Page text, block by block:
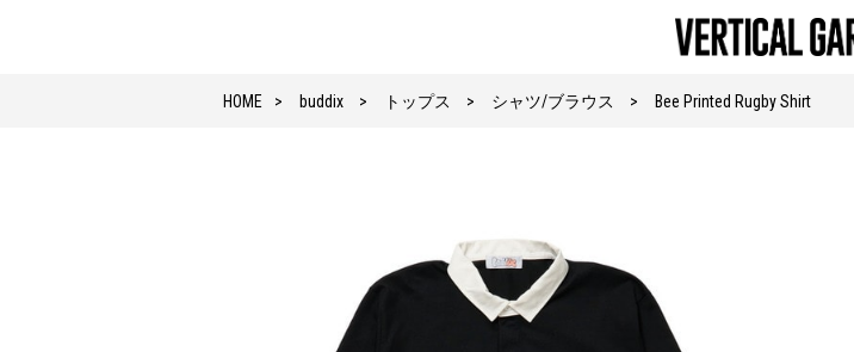
HOME buddix トップス シャツ/ブラウス Bee Printed Rugby Shirt